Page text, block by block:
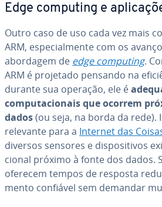
Edge computing e
Outro caso de uso cada vez mais
ARM, es­pe­ci­al­mente com os
abordagem de edge computing.
ARM é projetado pensando na
durante sua operação, ele é
com­pu­ta­ci­o­nais que ocorrem
dados(ou seja, na borda da rede).
relevante para a Internet das
diversos sensores e dis­po­si­ti­vos
ci­o­nal próximo à fonte dos dados.
oferecem tempos de resposta
mento confiável sem demandar